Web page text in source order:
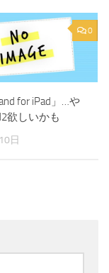
0
for iPad」…や
欲しいかも
日